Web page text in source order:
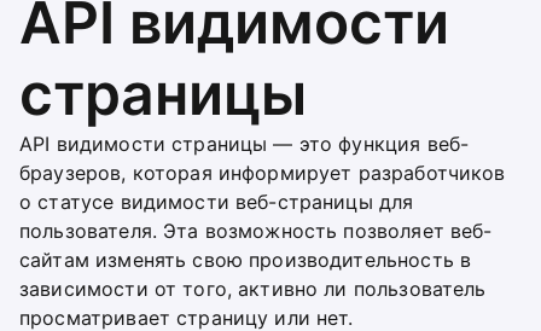
API видимости
страницы
API видимости страницы — это функция веб-
браузеров, которая информирует разработчиков
о статусе видимости веб-страницы для
пользователя. Эта возможность позволяет веб-
сайтам изменять свою производительность в
зависимости от того, активно ли пользователь
просматривает страницу или нет.